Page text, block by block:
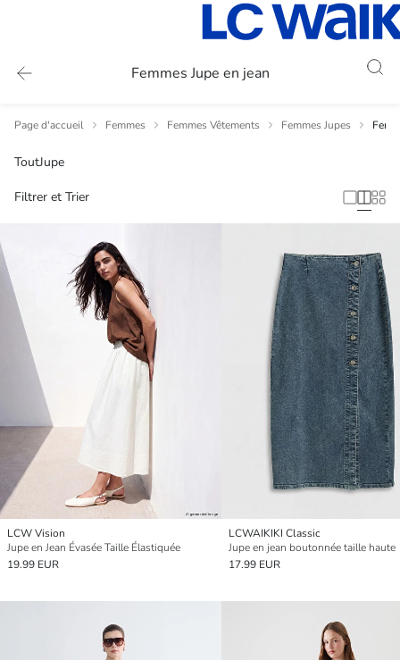
Femmes Jupe en jean
Page d'accueil Femmes Femmes Vêtements Femmes Jupes
ToutJupe
Filtrer et Trier
LCW Vision
Jupe en Jean Évasée Taille Élastiquée
19.99 EUR
LCWAIKIKI Classic
Jupe en jean boutonnée taille haute
17.99 EUR